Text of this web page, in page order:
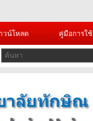
วน์โหลด คู่มือการใช้